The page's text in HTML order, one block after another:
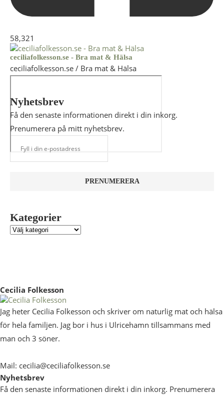
58,321
ceciliafolkesson.se - Bra mat & Hälsa
ceciliafolkesson.se / Bra mat & Hälsa
Nyhetsbrev
Få den senaste informationen direkt i din inkorg.
Prenumerera på mitt nyhetsbrev.
Kategorier
Cecilia Folkesson
Jag heter Cecilia Folkesson och skriver om naturlig mat och hälsa
för hela familjen. Jag bor i hus i Ulricehamn tillsammans med
man och 3 söner.
Mail: cecilia@ceciliafolkesson.se
Nyhetsbrev
Få den senaste informationen direkt i din inkorg. Prenumerera